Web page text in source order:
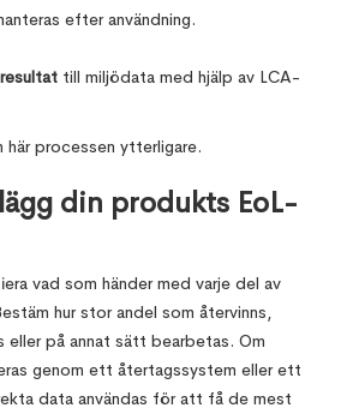
efter användning.
till miljödata med hjälp av LCA-
här processen ytterligare.
din produkts EoL-
vad som händer med varje del av
hur stor andel som återvinns,
eller på annat sätt bearbetas. Om
genom ett återtagssystem eller ett
data användas för att få de mest